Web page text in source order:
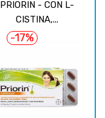
PRIORIN - CON L-
CISTINA,...
-17%